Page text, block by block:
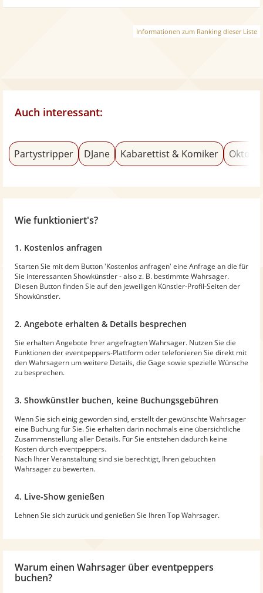
Informationen zum Ranking dieser Liste
Auch interessant:
Partystripper DJane Kabarettist & Komiker
Wie funktioniert's?
1. Kostenlos anfragen
Starten Sie mit dem Button 'Kostenlos anfragen' eine Anfrage an die für
Sie interessanten Showkünstler - also z. B. bestimmte Wahrsager.
Diesen Button finden Sie auf den jeweiligen Künstler-Profil-Seiten der
Showkünstler.
2. Angebote erhalten & Details besprechen
Sie erhalten Angebote Ihrer angefragten Wahrsager. Nutzen Sie die
Funktionen der eventpeppers-Plattform oder telefonieren Sie direkt mit
den Wahrsagern um weitere Details, die Gage sowie spezielle Wünsche
zu besprechen.
3. Showkünstler buchen, keine Buchungsgebühren
Wenn Sie sich einig geworden sind, erstellt der gewünschte Wahrsager
eine Buchung für Sie. Sie erhalten darin nochmals eine übersichtliche
Zusammenstellung aller Details. Für Sie entstehen dadurch keine
Kosten durch eventpeppers.
Nach Ihrer Veranstaltung sind sie berechtigt, Ihren gebuchten
Wahrsager zu bewerten.
4. Live-Show genießen
Lehnen Sie sich zurück und genießen Sie Ihren Top Wahrsager.
Warum einen Wahrsager über eventpeppers
buchen?